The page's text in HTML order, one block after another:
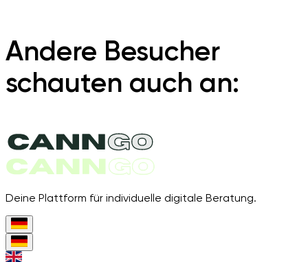
Andere Besucher
schauten auch an:
Deine Plattform für individuelle digitale Beratung.